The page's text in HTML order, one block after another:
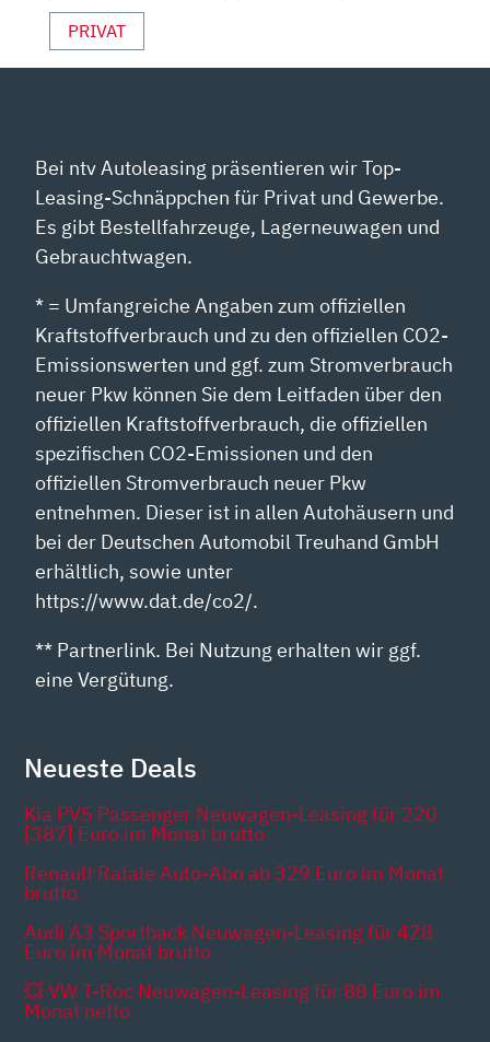
PRIVAT
Bei ntv Autoleasing präsentieren wir Top-
Leasing-Schnäppchen für Privat und Gewerbe.
Es gibt Bestellfahrzeuge, Lagerneuwagen und
Gebrauchtwagen.
* = Umfangreiche Angaben zum offiziellen
Kraftstoffverbrauch und zu den offiziellen CO2-
Emissionswerten und ggf. zum Stromverbrauch
neuer Pkw können Sie dem Leitfaden über den
offiziellen Kraftstoffverbrauch, die offiziellen
spezifischen CO2-Emissionen und den
offiziellen Stromverbrauch neuer Pkw
entnehmen. Dieser ist in allen Autohäusern und
bei der Deutschen Automobil Treuhand GmbH
erhältlich, sowie unter
https://www.dat.de/co2/.
** Partnerlink. Bei Nutzung erhalten wir ggf.
eine Vergütung.
Neueste Deals
Kia PV5 Passenger Neuwagen-Leasing für 220
[387] Euro im Monat brutto
Renault Rafale Auto-Abo ab 329 Euro im Monat
brutto
Audi A3 Sportback Neuwagen-Leasing für 428
Euro im Monat brutto
💥 VW T-Roc Neuwagen-Leasing für 88 Euro im
Monat netto